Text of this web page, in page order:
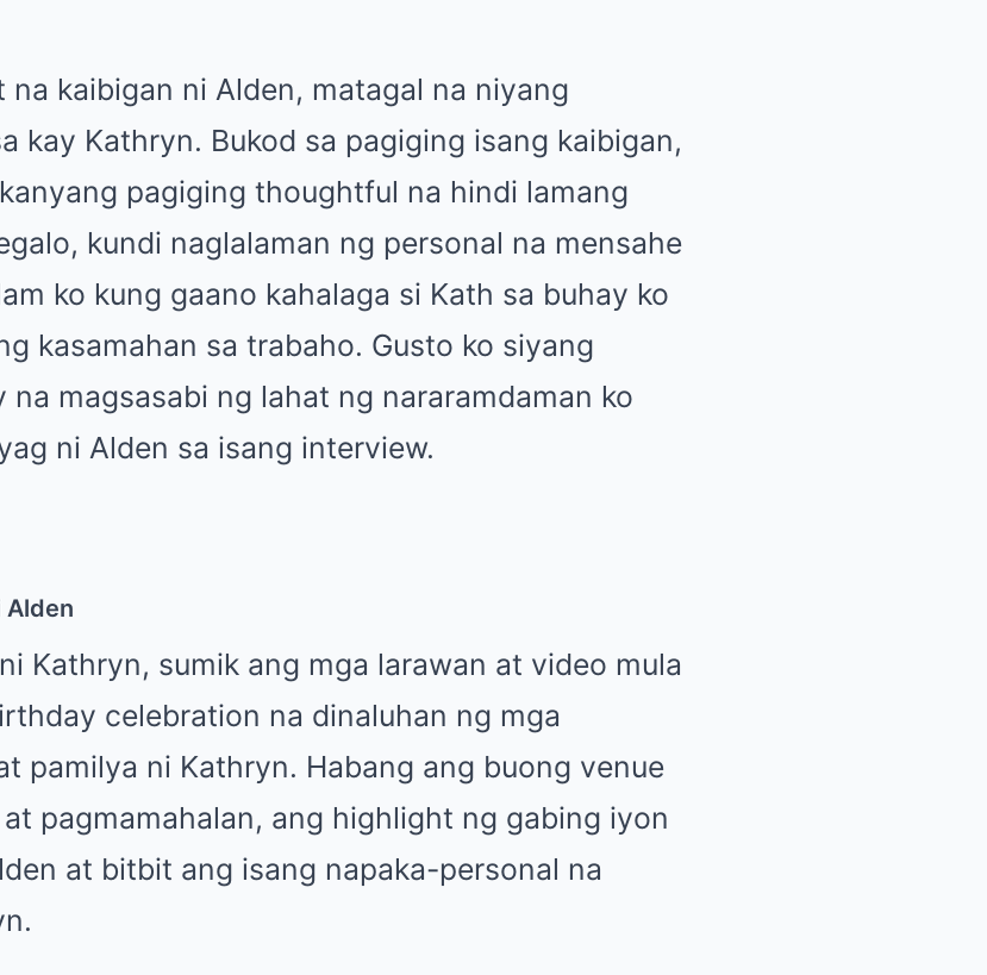
na kaibigan ni Alden, matagal na niyang
kay Kathryn. Bukod sa pagiging isang kaibigan,
pagiging thoughtful na hindi lamang
kundi naglalaman ng personal na mensahe
ko kung gaano kahalaga si Kath sa buhay ko
kasamahan sa trabaho. Gusto ko siyang
na magsasabi ng lahat ng nararamdaman ko
ni Alden sa isang interview.
Alden
Kathryn, sumik ang mga larawan at video mula
celebration na dinaluhan ng mga
pamilya ni Kathryn. Habang ang buong venue
pagmamahalan, ang highlight ng gabing iyon
at bitbit ang isang napaka-personal na